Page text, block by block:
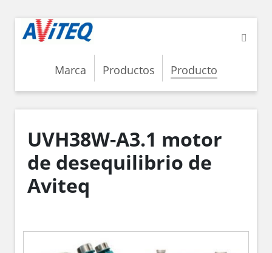
Marca Productos Producto
UVH38W-A3.1 motor
de desequilibrio de
Aviteq